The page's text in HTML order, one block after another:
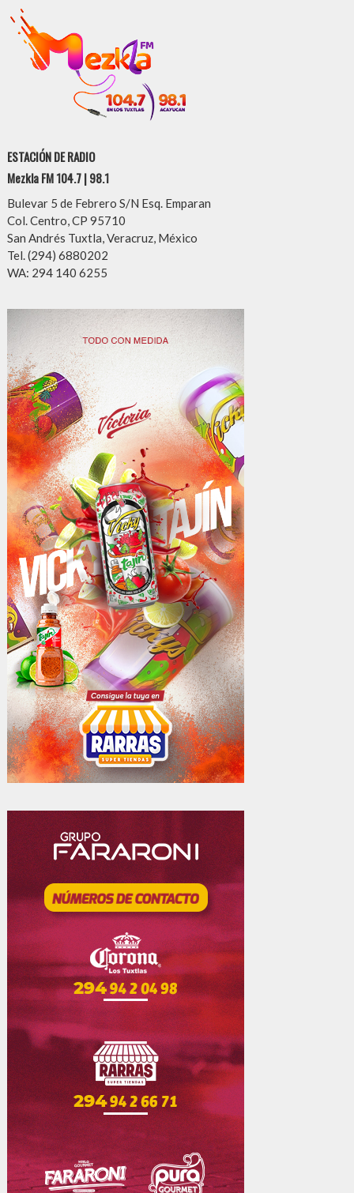
ESTACIÓN DE RADIO
Mezkla FM 104.7 | 98.1
Bulevar 5 de Febrero S/N Esq. Emparan
Col. Centro, CP 95710
San Andrés Tuxtla, Veracruz, México
Tel. (294) 6880202
WA: 294 140 6255